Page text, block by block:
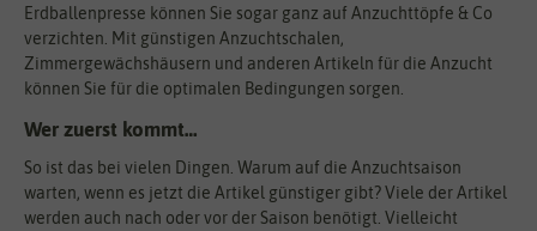
Erdballenpresse können Sie sogar ganz auf Anzuchttöpfe & Co
verzichten. Mit günstigen Anzuchtschalen,
Zimmergewächshäusern und anderen Artikeln für die Anzucht
können Sie für die optimalen Bedingungen sorgen.
Wer zuerst kommt…
So ist das bei vielen Dingen. Warum auf die Anzuchtsaison
warten, wenn es jetzt die Artikel günstiger gibt? Viele der Artikel
werden auch nach oder vor der Saison benötigt. Vielleicht